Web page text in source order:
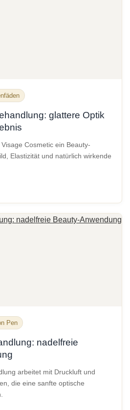
glattere Optik
Cosmetic ein Beauty-
Elastizität und natürlich wirkende
Pen
nadelfreie
arbeitet mit Druckluft und
die eine sanfte optische